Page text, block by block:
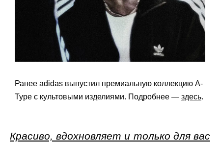
Ранее adidas выпустил премиальную коллекцию A-
Type с культовыми изделиями. Подробнее — здесь.
Красиво, вдохновляет и только для вас